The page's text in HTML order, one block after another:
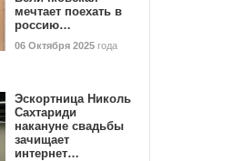
мечтает поехать в
россию…
06 Октября 2025 года
Эскортница Николь
Сахтариди
накануне свадьбы
зачищает
интернет…